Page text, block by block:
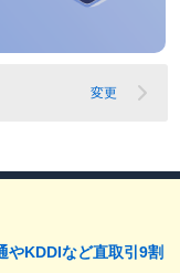
変更
やKDDIなど直取引9割